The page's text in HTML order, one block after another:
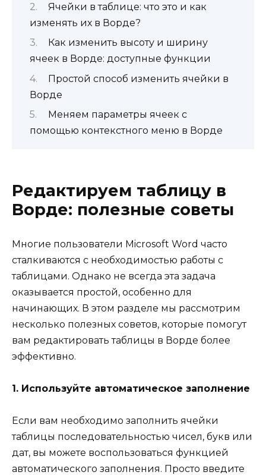
Ячейки в таблице: что это и как
изменять их в Ворде?
Как изменить высоту и ширину
ячеек в Ворде: доступные функции
Простой способ изменить ячейки в
Ворде
Меняем параметры ячеек с
помощью контекстного меню в Ворде
Редактируем таблицу в
Ворде: полезные советы
Многие пользователи Microsoft Word часто
сталкиваются с необходимостью работы с
таблицами. Однако не всегда эта задача
оказывается простой, особенно для
начинающих. В этом разделе мы рассмотрим
несколько полезных советов, которые помогут
вам редактировать таблицы в Ворде более
эффективно.
1. Используйте автоматическое заполнение
Если вам необходимо заполнить ячейки
таблицы последовательностью чисел, букв или
дат, вы можете воспользоваться функцией
автоматического заполнения. Просто введите